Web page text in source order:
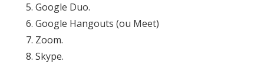
Google Duo.
Google Hangouts (ou Meet)
Zoom.
Skype.